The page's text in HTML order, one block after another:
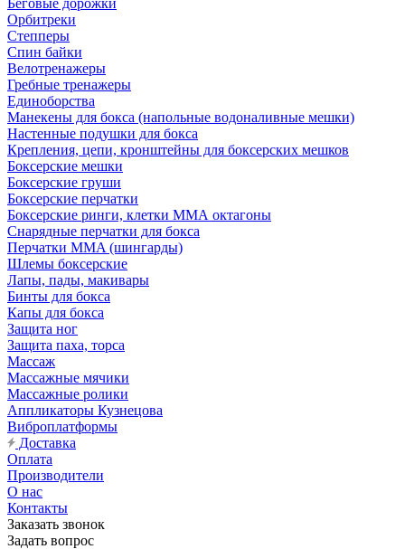
Беговые дорожки
Орбитреки
Степперы
Спин байки
Велотренажеры
Гребные тренажеры
Единоборства
Манекены для бокса (напольные водоналивные мешки)
Настенные подушки для бокса
Крепления, цепи, кронштейны для боксерских мешков
Боксерские мешки
Боксерские груши
Боксерские перчатки
Боксерские ринги, клетки ММА октагоны
Снарядные перчатки для бокса
Перчатки MMA (шингарды)
Шлемы боксерские
Лапы, пады, макивары
Бинты для бокса
Капы для бокса
Защита ног
Защита паха, торса
Массаж
Массажные мячики
Массажные ролики
Аппликаторы Кузнецова
Виброплатформы
Доставка
Оплата
Производители
О нас
Контакты
Заказать звонок
Задать вопрос